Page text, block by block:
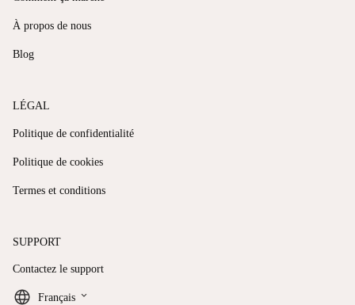
À propos de nous
Blog
LÉGAL
Politique de confidentialité
Politique de cookies
Termes et conditions
SUPPORT
Contactez le support
Français keyboard_arrow_down